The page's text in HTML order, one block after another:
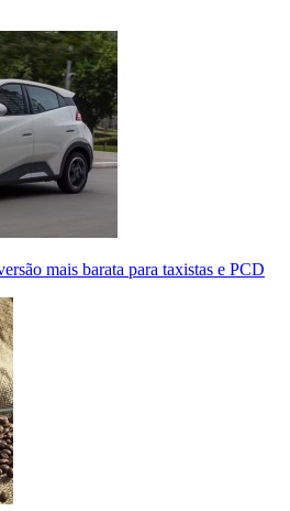
mais barata para taxistas e PCD